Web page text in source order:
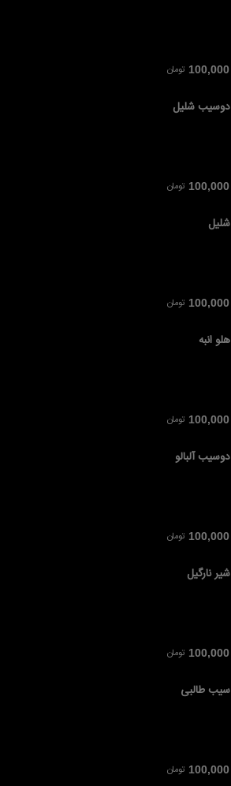
100,000 تومان
دوسیب شلیل
100,000 تومان
شلیل
100,000 تومان
هلو انبه
100,000 تومان
دوسیب آلبالو
100,000 تومان
شیر نارگیل
100,000 تومان
سیب طالبی
100,000 تومان